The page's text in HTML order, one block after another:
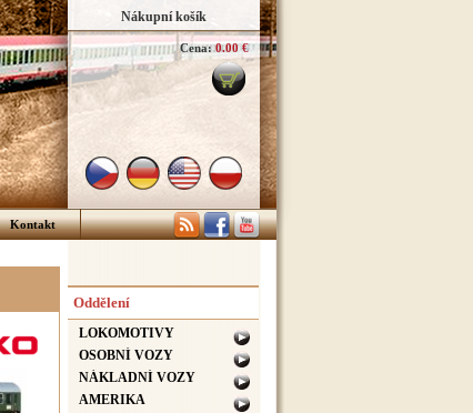
Nákupní košík
Cena: 0.00 €
Kontakt
Oddělení
LOKOMOTIVY
OSOBNÍ VOZY
NÁKLADNÍ VOZY
AMERIKA